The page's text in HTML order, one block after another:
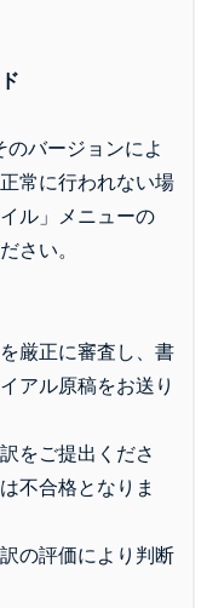
バージョンによ
常に行われない場
ル」メニューの
さい。
厳正に審査し、書
アル原稿をお送り
をご提出くださ
不合格となりま
の評価により判断